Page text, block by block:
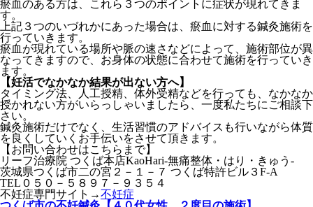
瘀血のある方は、これら３つのポイントに症状が現れてきま
す。
上記３つのいづれかにあった場合は、瘀血に対する鍼灸施術を
行っていきます。
瘀血が現れている場所や脈の速さなどによって、施術部位が異
なってきますので、お身体の状態に合わせて施術を行っていき
ます。
【妊活でなかなか結果が出ない方へ】
タイミング法、人工授精、体外受精などを行っても、なかなか
授かれない方がいらっしゃいましたら、一度私たちにご相談下
さい。
鍼灸施術だけでなく、生活習慣のアドバイスも行いながら体質
を良くしていくお手伝いをさせて頂きます。
【お問い合わせはこちらまで】
リーフ治療院 つくば本店KaoHari-無痛整体・はり・きゅう-
茨城県つくば市二の宮２－１－７ つくば特許ビル３F-A
TEL０５０－５８９７－９３５４
不妊症専門サイト→不妊症